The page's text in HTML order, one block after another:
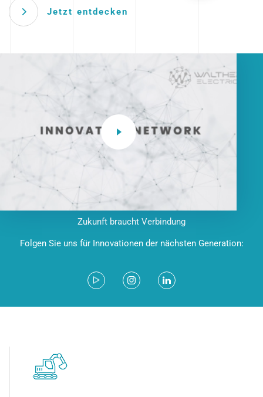
Jetzt entdecken
Zukunft braucht Verbindung
Folgen Sie uns für Innovationen der nächsten Generation: